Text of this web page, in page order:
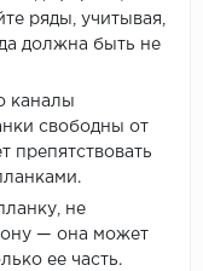
ряды, учитывая,
должна быть не
каналы
свободны от
препятствовать
не
— она может
ее часть.